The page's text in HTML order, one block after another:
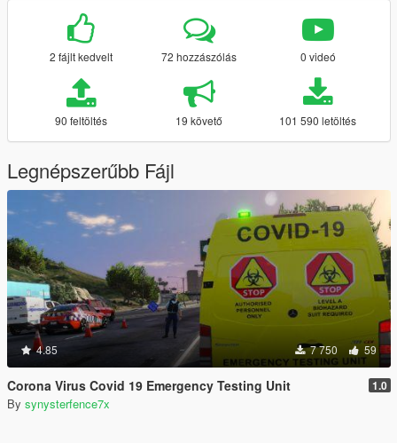
2 fájlt kedvelt 72 hozzászólás 0 videó
90 feltöltés 19 követő 101 590 letöltés
Legnépszerűbb Fájl
4.85 7 750 59
Corona Virus Covid 19 Emergency Testing Unit 1.0
By synysterfence7x